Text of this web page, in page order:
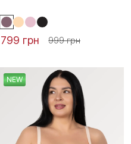
799 грн 999 грн
NEW